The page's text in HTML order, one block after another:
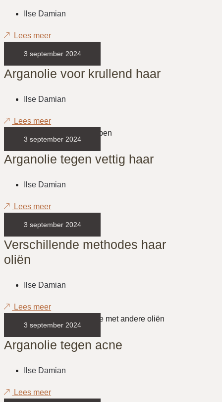
Ilse Damian
Lees meer
3 september 2024
Arganolie voor krullend haar
Ilse Damian
Lees meer
3 september 2024
Arganolie tegen vettig haar
Ilse Damian
Lees meer
3 september 2024
Verschillende methodes haar
oliën
Ilse Damian
Lees meer
3 september 2024
Arganolie tegen acne
Ilse Damian
Lees meer